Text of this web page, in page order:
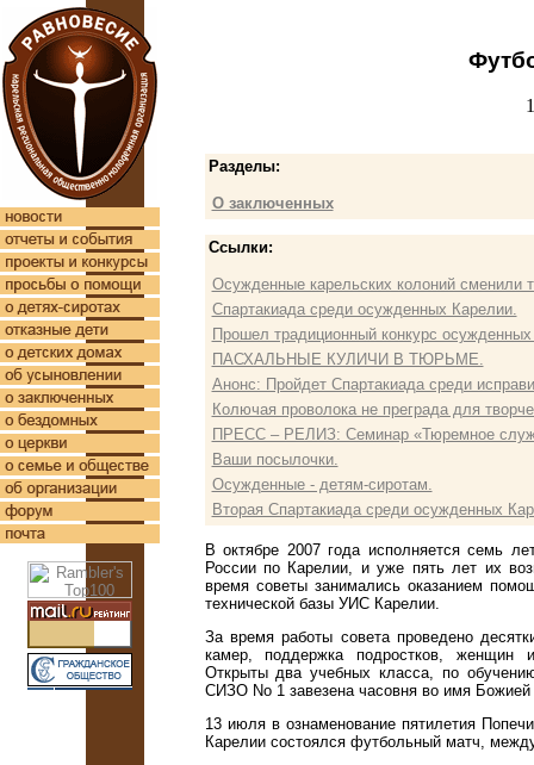
Разделы:
О заключенных
Ссылки:
Осужденные карельских колоний сменили
Спартакиада среди осужденных Карелии.
Прошел традиционный конкурс
ПАСХАЛЬНЫЕ КУЛИЧИ В ТЮРЬМЕ.
Анонс: Пройдет Спартакиада среди
Колючая проволока не преграда для
ПРЕСС – РЕЛИЗ: Cеминар «Тюремное
Ваши посылочки.
Осужденные - детям-сиротам.
Вторая Спартакиада среди осужденных
В октябре 2007 года исполняется семь
России по Карелии, и уже пять лет их
время советы занимались оказанием
технической базы УИС Карелии.
За время работы совета проведено
камер, поддержка подростков, женщин
Открыты два учебных класса, по
СИЗО No 1 завезена часовня во имя
13 июля в ознаменование пятилетия
Карелии состоялся футбольный матч,